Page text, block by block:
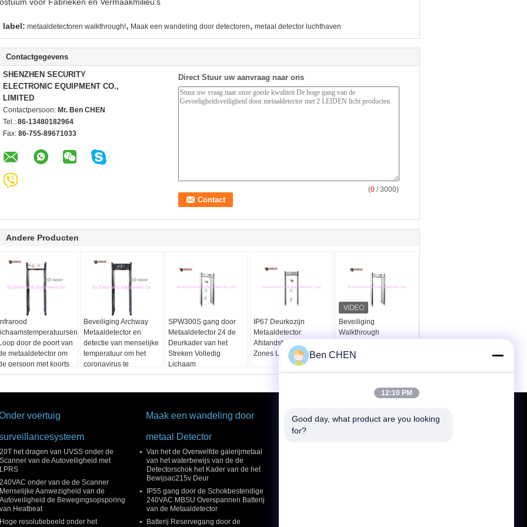
label: metaaldetectoren walkthrough!, Maak een wandeling door detectoren, metaal detector luchthaven
Contactgegevens
SHENZHEN SECURITY
ELECTRONIC EQUIPMENT CO.,
LIMITED
Contactpersoon: Mr. Ben CHEN
Tel.: 86-13480182964
Fax: 86-755-89671033
Direct Stuur uw aanvraag naar ons
(0 / 3000)
Andere Producten
door de poort van
metaaldetector om
persoon met koorts
het hotel te
Beveiliging Archway
Metaaldetector en
detectie van menselijke
temperatuur om het
coronavirus te
beheersen in de ingang
SPW300S gang door
Metaaldetector 24 de
Deurkader van het
Streken Volledig
Lichaam
IP67 Deurkozijn
Metaaldetector
Afstandsbediening 33
Zones LCD-scherm
Beveiliging
Walkthrough
zones Eenvoudige
voertuig
20T het dragen van UVSS onder de
Scanner van de Autoveiligheid met
LPRS
240VAC onder van de de Scanner
Menselijke Aanwezigheid van de
Autoveiligheid de Bewegingsopsporing
van Heatbeat
Hoge resolutiebeeld onder het
Maak een wandeling door
metaal Detector
Van het de Overwelfde galerijmetaal
van het waterbewijs van de de
Detectorschok het Kader van de het
Bewijsac215v Deur
IP55 gang door de Schokbestendige
240VAC MBSU Overspannen Batterij
van de Metaaldetector
Batterij Reservegang door de
Vraag een offerte aan
Ben CHEN
12:10 PM
Good day, what product are you looking
for?